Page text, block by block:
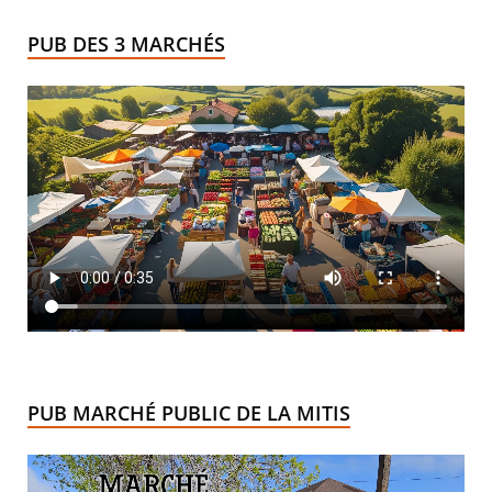
PUB DES 3 MARCHÉS
PUB MARCHÉ PUBLIC DE LA MITIS